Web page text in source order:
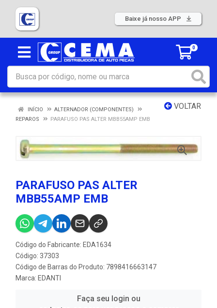
Baixe já nosso APP
0
VOLTAR
INÍCIO
ALTERNADOR (COMPONENTES)
REPAROS
PARAFUSO PAS ALTER MBB55AMP EMB
PARAFUSO PAS ALTER
MBB55AMP EMB
Código do Fabricante: EDA1634
Código: 37303
Código de Barras do Produto: 7898416663147
Marca: EDANTI
Faça seu login ou